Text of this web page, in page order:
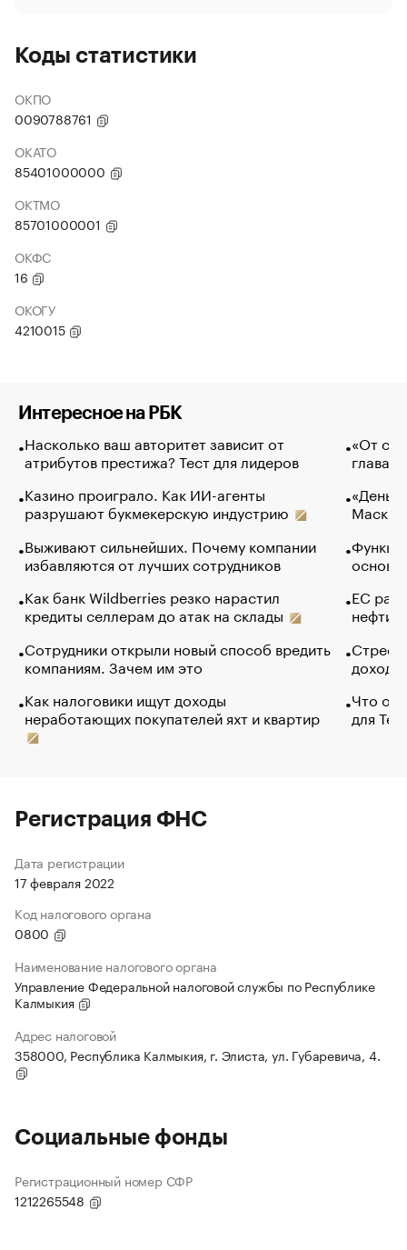
Коды статистики
ОКПО
0090788761
ОКАТО
85401000000
ОКТМО
85701000001
ОКФС
16
ОКОГУ
4210015
Интересное на РБК
Насколько ваш авторитет зависит от
атрибутов престижа? Тест для лидеров
Казино проиграло. Как ИИ-агенты
разрушают букмекерскую индустрию
Выживают сильнейших. Почему компании
избавляются от лучших сотрудников
Как банк Wildberries резко нарастил
кредиты селлерам до атак на склады
Сотрудники открыли новый способ вредить
компаниям. Зачем им это
Как налоговики ищут доходы
неработающих покупателей яхт и квартир
«От
глава
Маск в
основ
ЕС
нефти
Что
для
Регистрация ФНС
Дата регистрации
17 февраля 2022
Код налогового органа
0800
Наименование налогового органа
Управление Федеральной налоговой службы по Республике
Калмыкия
Адрес налоговой
358000, Республика Калмыкия, г. Элиста, ул. Губаревича, 4.
Социальные фонды
Регистрационный номер СФР
1212265548